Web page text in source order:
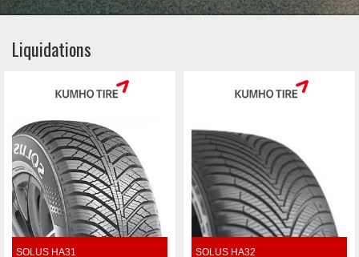
Liquidations
SOLUS HA31
SOLUS HA32